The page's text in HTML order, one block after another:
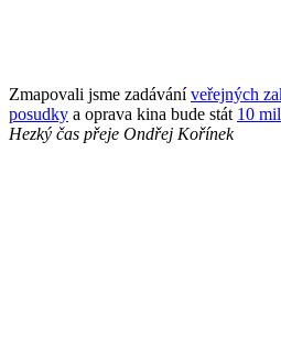
Zmapovali jsme zadáváníveřejných
posudky a oprava kina bude stát 10
Hezký čas přeje Ondřej Kořínek